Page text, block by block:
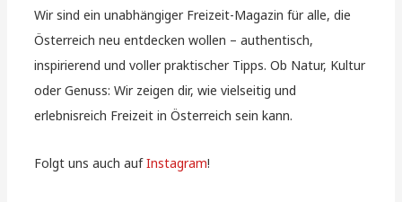
Wir sind ein unabhängiger Freizeit-Magazin für alle, die
Österreich neu entdecken wollen – authentisch,
inspirierend und voller praktischer Tipps. Ob Natur, Kultur
oder Genuss: Wir zeigen dir, wie vielseitig und
erlebnisreich Freizeit in Österreich sein kann.
Folgt uns auch aufInstagram!